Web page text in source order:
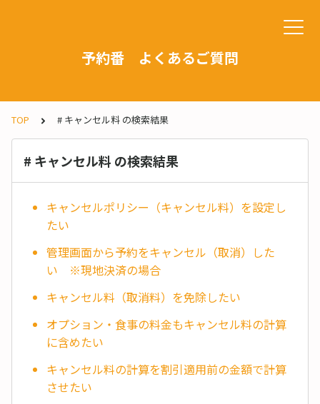
予約番 よくあるご質問
TOP # キャンセル料 の検索結果
# キャンセル料 の検索結果
キャンセルポリシー（キャンセル料）を設定し
たい
管理画面から予約をキャンセル（取消）した
い ※現地決済の場合
キャンセル料（取消料）を免除したい
オプション・食事の料金もキャンセル料の計算
に含めたい
キャンセル料の計算を割引適用前の金額で計算
させたい